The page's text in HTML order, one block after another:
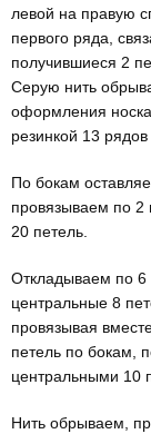
левой на правую
первого ряда,
получившиеся 2
Серую нить
оформления
резинкой 13
По бокам
провязываем по 2
20 петель.
Откладываем по 6
центральные 8
провязывая
петель по бокам,
центральными 10
Нить обрываем,